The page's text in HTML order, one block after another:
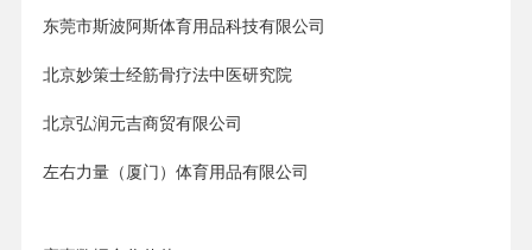
东莞市斯波阿斯体育用品科技有限公司
北京妙策士经筋骨疗法中医研究院
北京弘润元吉商贸有限公司
左右力量（厦门）体育用品有限公司